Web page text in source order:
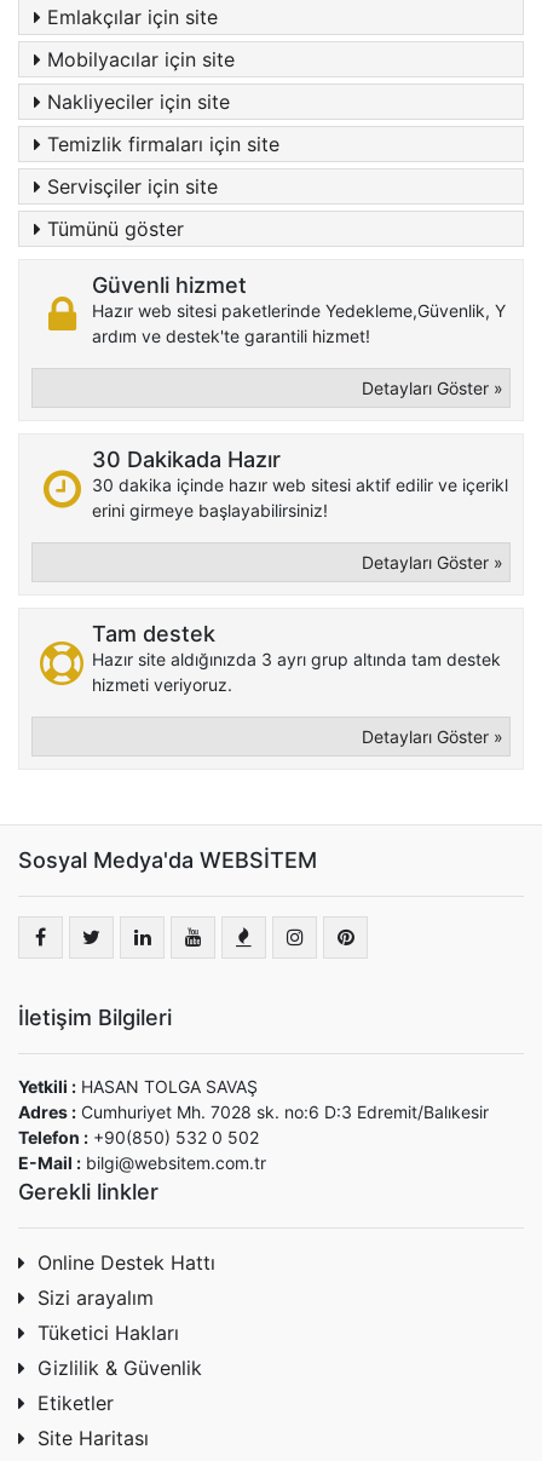
Emlakçılar için site
Mobilyacılar için site
Nakliyeciler için site
Temizlik firmaları için site
Servisçiler için site
Tümünü göster
Güvenli hizmet
Hazır web sitesi paketlerinde Yedekleme,Güvenlik, Y
ardım ve destek'te garantili hizmet!
Detayları Göster »
30 Dakikada Hazır
30 dakika içinde hazır web sitesi aktif edilir ve içerikl
erini girmeye başlayabilirsiniz!
Detayları Göster »
Tam destek
Hazır site aldığınızda 3 ayrı grup altında tam destek
hizmeti veriyoruz.
Detayları Göster »
Sosyal Medya'da WEBSİTEM
İletişim Bilgileri
Yetkili : HASAN TOLGA SAVAŞ
Adres : Cumhuriyet Mh. 7028 sk. no:6 D:3 Edremit/Balıkesir
Telefon : +90(850) 532 0 502
E-Mail : bilgi@websitem.com.tr
Gerekli linkler
Online Destek Hattı
Sizi arayalım
Tüketici Hakları
Gizlilik & Güvenlik
Etiketler
Site Haritası